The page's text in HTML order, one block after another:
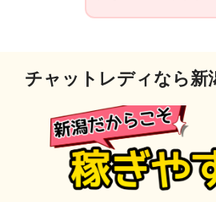
チャットレディなら新